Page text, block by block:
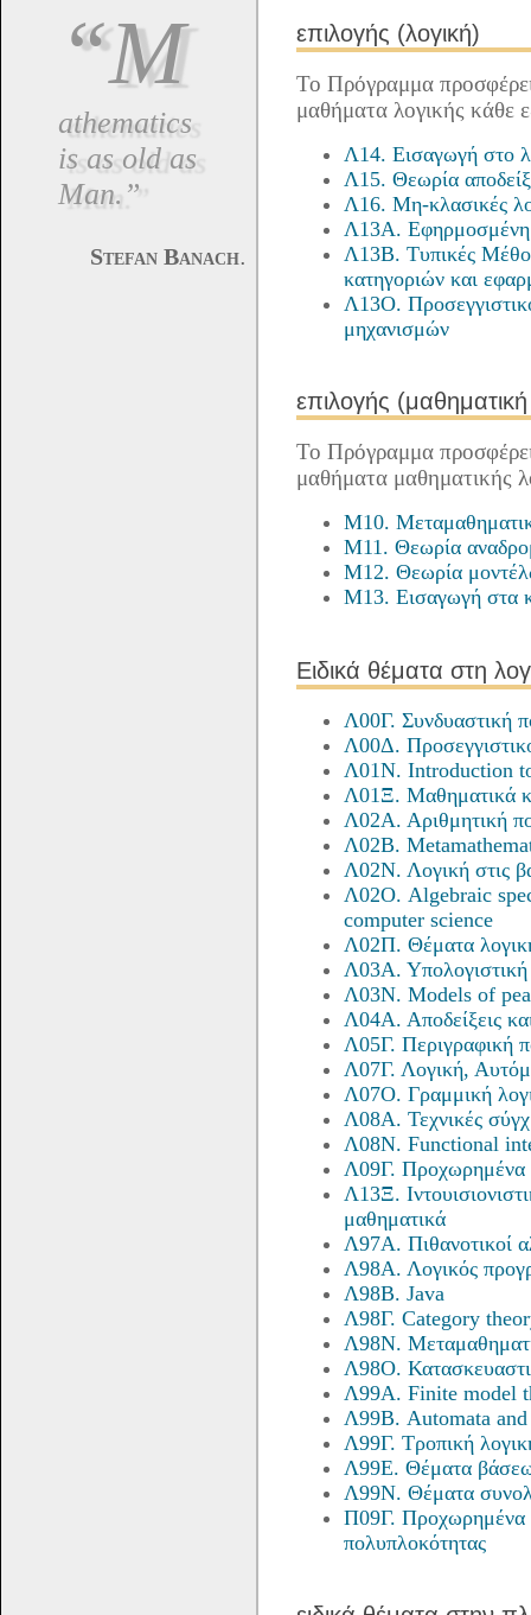
“M
athematics
is as old as
Man.”
Stefan Banach.
επιλογής (λογική)
Το Πρόγραμμα
μαθήματα λογικής κάθε
Λ14. Εισαγωγή στο
Λ15. Θεωρία
Λ16. Μη-κλασικές
Λ13Α. Εφηρμοσμένη
Λ13Β. Τυπικές
κατηγοριών και
Λ13Ο.
μηχανισμών
επιλογής
Το Πρόγραμμα
μαθήματα μαθηματικής
M10.
M11. Θεωρία
M12. Θεωρία
M13. Εισαγωγή στα
Ειδικά θέματα στη
Λ00Γ. Συνδυαστική
Λ00Δ.
Λ01Ν. Introduction
Λ01Ξ. Μαθηματικά
Λ02Α. Αριθμητική
Λ02Β.
Λ02Ν. Λογική στις
Λ02Ο. Algebraic
computer science
Λ02Π. Θέματα
Λ03Α. Υπολογιστική
Λ03Ν. Models of
Λ04Α. Αποδείξεις
Λ05Γ. Περιγραφική
Λ07Γ. Λογική,
Λ07Ο. Γραμμική
Λ08Α. Τεχνικές
Λ08Ν. Functional
Λ09Γ. Προχωρημένα
Λ13Ξ.
μαθηματικά
Λ97Α. Πιθανοτικοί
Λ98Α. Λογικός
Λ98Β. Java
Λ98Γ. Category
Λ98Ν.
Λ98Ο.
Λ99Α. Finite model
Λ99Β. Automata
Λ99Γ. Τροπική
Λ99Ε. Θέματα
Λ99Ν. Θέματα
Π09Γ. Προχωρημένα
πολυπλοκότητας